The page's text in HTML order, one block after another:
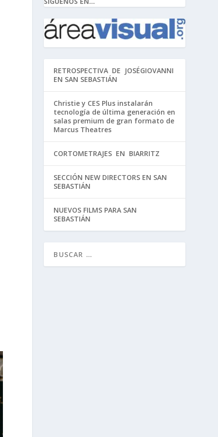
RETROSPECTIVA DE JOSÉGIOVANNI
EN SAN SEBASTIÁN
Christie y CES Plus instalarán
tecnología de última generación en
salas premium de gran formato de
Marcus Theatres
CORTOMETRAJES EN BIARRITZ
SECCIÓN NEW DIRECTORS EN SAN
SEBASTIÁN
NUEVOS FILMS PARA SAN
SEBASTIÁN